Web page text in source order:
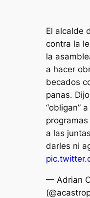
El alcalde
contra la
la
a hacer
becados
panas.
“obligan”
a las
darles ni
— Adrian